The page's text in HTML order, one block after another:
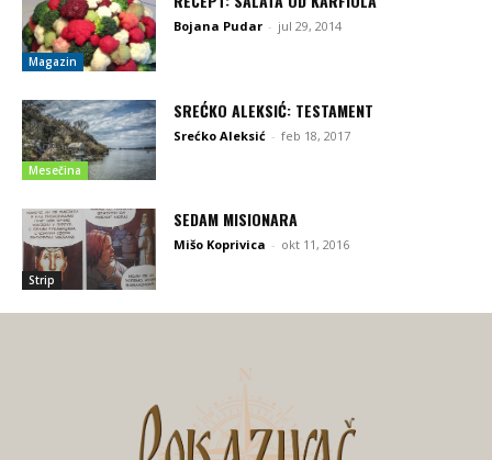
Magazin
Bojana Pudar - jul 29, 2014
Mesečina
SREĆKO ALEKSIĆ: TESTAMENT
Srećko Aleksić - feb 18, 2017
Strip
SEDAM MISIONARA
Mišo Koprivica - okt 11, 2016